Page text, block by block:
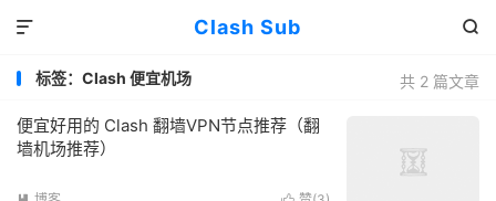
Clash Sub 

共 2 篇文章
标签：Clash 便宜机场
便宜好用的 Clash 翻墙VPN节点推荐（翻
墙机场推荐）